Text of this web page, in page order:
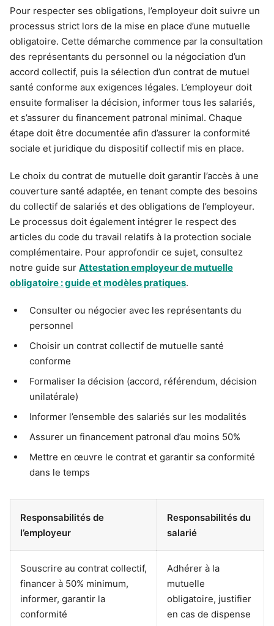
Pour respecter ses obligations, l’employeur doit suivre un
processus strict lors de la mise en place d’une mutuelle
obligatoire. Cette démarche commence par la consultation
des représentants du personnel ou la négociation d’un
accord collectif, puis la sélection d’un contrat de mutuel
santé conforme aux exigences légales. L’employeur doit
ensuite formaliser la décision, informer tous les salariés,
et s’assurer du financement patronal minimal. Chaque
étape doit être documentée afin d’assurer la conformité
sociale et juridique du dispositif collectif mis en place.
Le choix du contrat de mutuelle doit garantir l’accès à une
couverture santé adaptée, en tenant compte des besoins
du collectif de salariés et des obligations de l’employeur.
Le processus doit également intégrer le respect des
articles du code du travail relatifs à la protection sociale
complémentaire. Pour approfondir ce sujet, consultez
notre guide sur Attestation employeur de mutuelle
obligatoire : guide et modèles pratiques.
Consulter ou négocier avec les représentants du
personnel
Choisir un contrat collectif de mutuelle santé
conforme
Formaliser la décision (accord, référendum, décision
unilatérale)
Informer l’ensemble des salariés sur les modalités
Assurer un financement patronal d’au moins 50%
Mettre en œuvre le contrat et garantir sa conformité
dans le temps
Responsabilités de
l’employeur
Responsabilités du
salarié
Souscrire au contrat collectif,
financer à 50% minimum,
informer, garantir la
conformité
Adhérer à la
mutuelle
obligatoire, justifier
en cas de dispense